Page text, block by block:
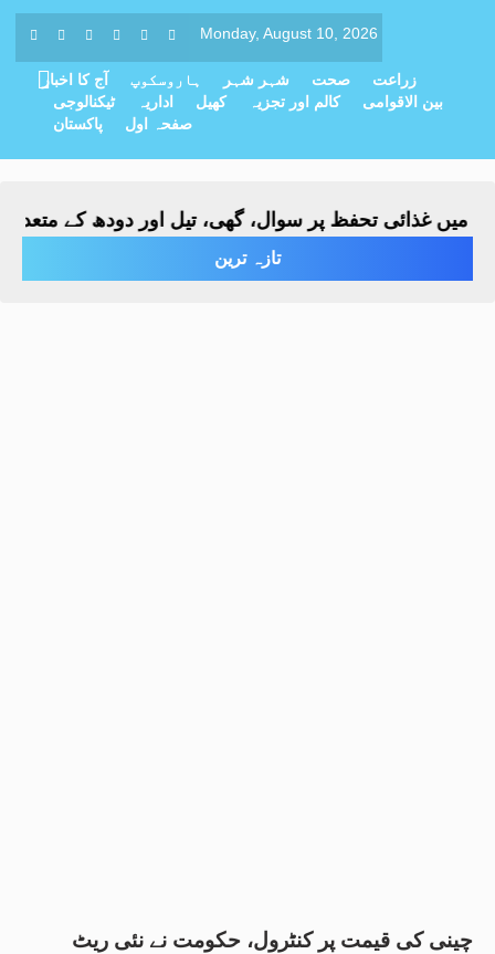
Monday, August 10, 2026
آج کا اخبار ہاروسکوپ شہر شہر صحت
زراعت
ٹیکنالوجی
اداریہ کھیل کالم اور تجزیہ
بین الاقوامی
پاکستان
صفحہ اول
غذائی تحفظ پر سوال، گھی، تیل اور دودھ کے متعدد
تازہ ترین
چینی کی قیمت پر کنٹرول، حکومت نے نئی ریٹ